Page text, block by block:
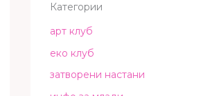
Категории
арт клуб
еко клуб
затворени настани